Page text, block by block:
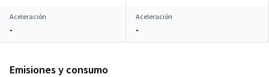
Aceleración
-
Aceleración
-
Emisiones y consumo